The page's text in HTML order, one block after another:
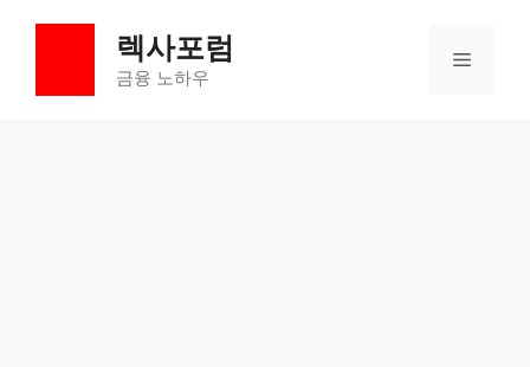
렉사포럼
금융 노하우
메